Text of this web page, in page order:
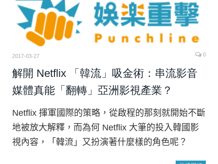
2017-03-27 0
解開 Netflix 「韓流」吸金術：串流影音
媒體真能「翻轉」亞洲影視產業？
Netflix 揮軍國際的策略，從啟程的那刻就開始不斷
地被放大解釋，而為何 Netflix 大筆的投入韓國影
視內容，「韓流」又扮演著什麼樣的角色呢？